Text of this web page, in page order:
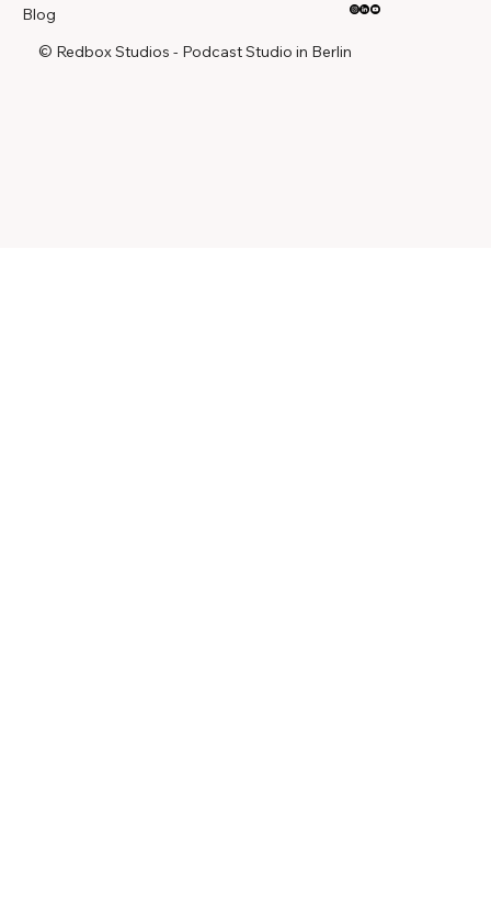
Blog
© Redbox Studios - Podcast Studio in Berlin